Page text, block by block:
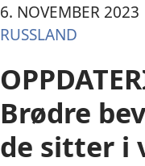
6. NOVEMBER
RUSSLAND
Brødre
de sitter i